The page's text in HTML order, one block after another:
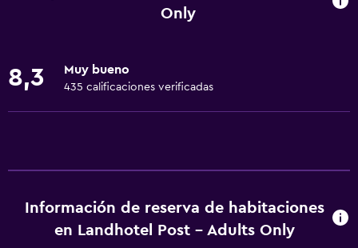
Juegos de mesa/rompecabezas
Paseo en trineo
A pie de pista
Only
8,3 Muy bueno
435 calificaciones verificadas
Información de reserva de habitaciones
en Landhotel Post - Adults Only